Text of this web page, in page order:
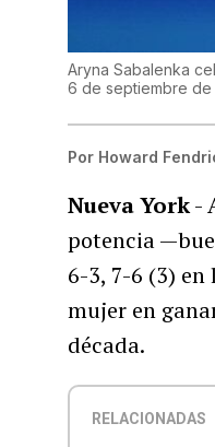
Aryna Sabalenka
6 de septiembre de
Por Howard
Nueva York-
potencia
6-3, 7-6 (3)
mujer en
década.
RELACIONADAS